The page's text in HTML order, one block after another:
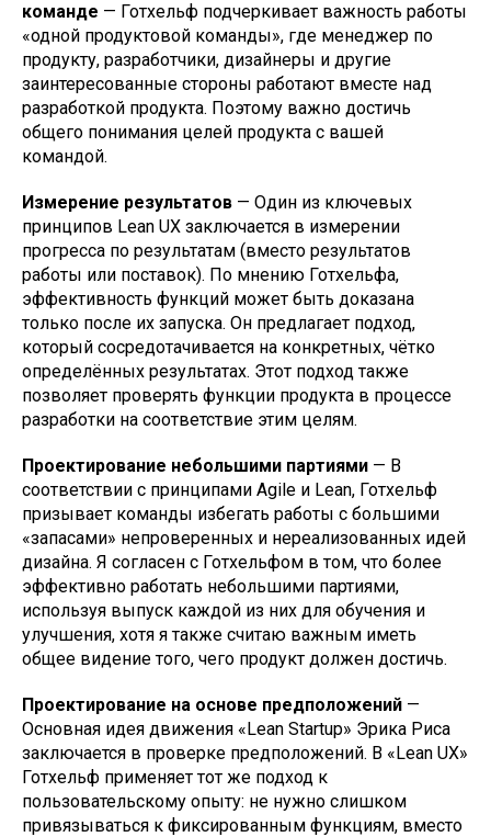
команде — Готхельф подчеркивает важность работы
«одной продуктовой команды», где менеджер по
продукту, разработчики, дизайнеры и другие
заинтересованные стороны работают вместе над
разработкой продукта. Поэтому важно достичь
общего понимания целей продукта с вашей
командой.
Измерение результатов — Один из ключевых
принципов Lean UX заключается в измерении
прогресса по результатам (вместо результатов
работы или поставок). По мнению Готхельфа,
эффективность функций может быть доказана
только после их запуска. Он предлагает подход,
который сосредотачивается на конкретных, чётко
определённых результатах. Этот подход также
позволяет проверять функции продукта в процессе
разработки на соответствие этим целям.
Проектирование небольшими партиями — В
соответствии с принципами Agile и Lean, Готхельф
призывает команды избегать работы с большими
«запасами» непроверенных и нереализованных идей
дизайна. Я согласен с Готхельфом в том, что более
эффективно работать небольшими партиями,
используя выпуск каждой из них для обучения и
улучшения, хотя я также считаю важным иметь
общее видение того, чего продукт должен достичь.
Проектирование на основе предположений —
Основная идея движения «Lean Startup» Эрика Риса
заключается в проверке предположений. В «Lean UX»
Готхельф применяет тот же подход к
пользовательскому опыту: не нужно слишком
привязываться к фиксированным функциям, вместо